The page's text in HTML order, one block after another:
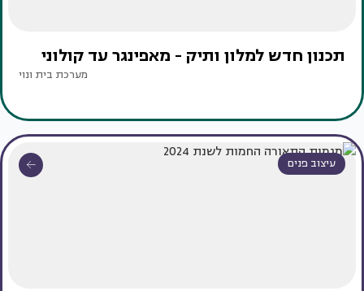
תכנון חדש למלון ותיק - מאפינגר עד קולוני
מערכת בית ונוי
עיצוב פנים